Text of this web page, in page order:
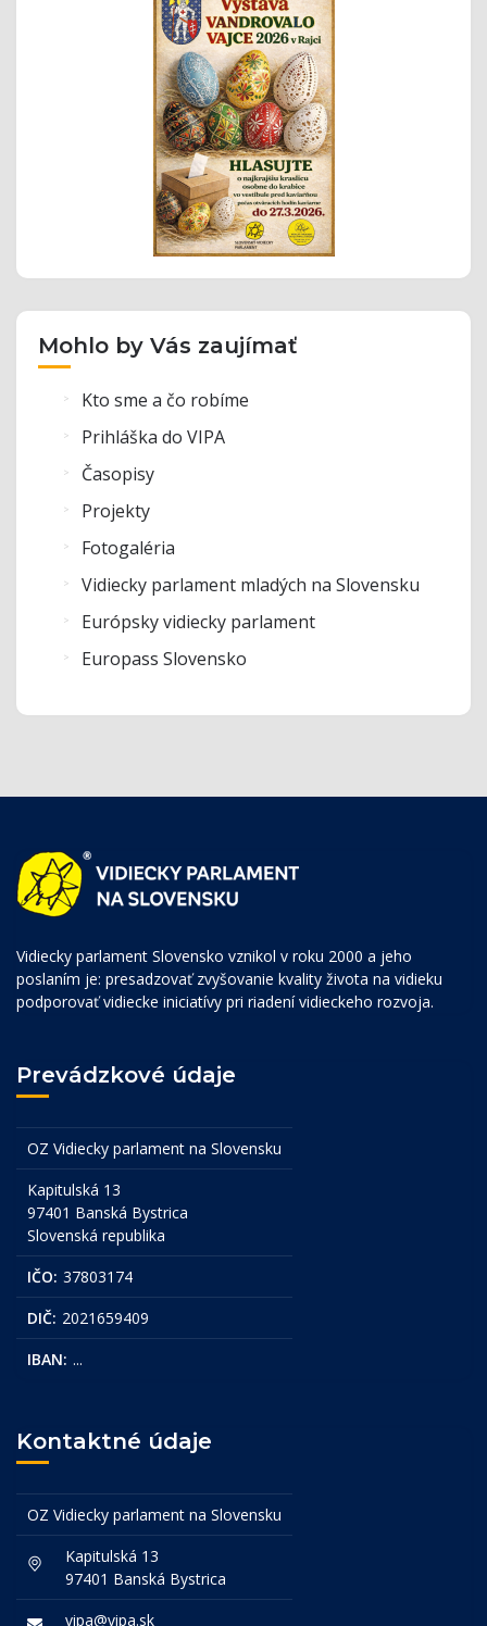
Mohlo by Vás zaujímať
Kto sme a čo robíme
Prihláška do VIPA
Časopisy
Projekty
Fotogaléria
Vidiecky parlament mladých na Slovensku
Európsky vidiecky parlament
Europass Slovensko
Vidiecky parlament Slovensko vznikol v roku 2000 a jeho
poslaním je: presadzovať zvyšovanie kvality života na vidieku
podporovať vidiecke iniciatívy pri riadení vidieckeho rozvoja.
Prevádzkové údaje
OZ Vidiecky parlament na Slovensku
Kapitulská 13
97401 Banská Bystrica
Slovenská republika
IČO: 37803174
DIČ: 2021659409
IBAN: ...
Kontaktné údaje
OZ Vidiecky parlament na Slovensku
Kapitulská 13
97401 Banská Bystrica
vipa@vipa.sk